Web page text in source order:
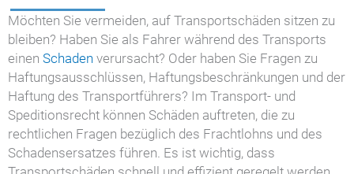
Möchten Sie vermeiden, auf Transportschäden sitzen zu
bleiben? Haben Sie als Fahrer während des Transports
einen Schaden verursacht? Oder haben Sie Fragen zu
Haftungsausschlüssen, Haftungsbeschränkungen und der
Haftung des Transportführers? Im Transport- und
Speditionsrecht können Schäden auftreten, die zu
rechtlichen Fragen bezüglich des Frachtlohns und des
Schadensersatzes führen. Es ist wichtig, dass